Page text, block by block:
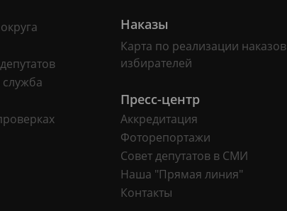
Наказы
Карта по реализации наказов
избирателей
Пресс-центр
Аккредитация
Фоторепортажи
Совет депутатов в СМИ
Наша "Прямая линия"
Контакты